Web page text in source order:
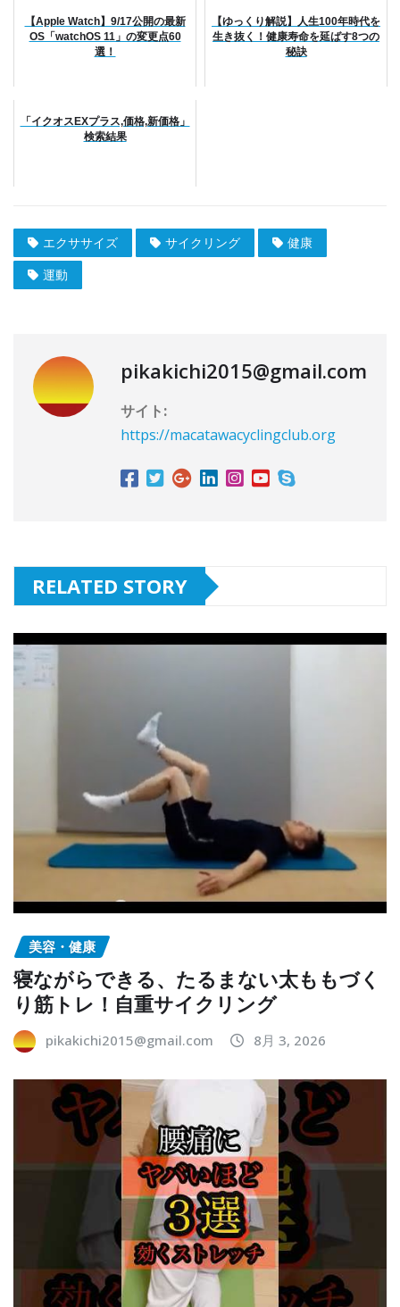
【Apple Watch】9/17公開の最新
OS「watchOS 11」の変更点60
選！
【ゆっくり解説】人生100年時代を
生き抜く！健康寿命を延ばす8つの
秘訣
「イクオスEXプラス,価格,新価格」
検索結果
エクササイズ サイクリング
健康
運動
pikakichi2015@gmail.com
サイト:
https://macatawacyclingclub.org
RELATED STORY
美容・健康
寝ながらできる、たるまない太ももづく
り筋トレ！自重サイクリング
pikakichi2015@gmail.com 8月 3, 2026